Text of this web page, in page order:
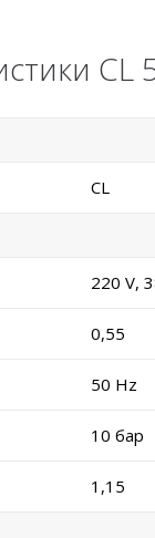
CL
CL
220 V,
0,55
50 Hz
10 бар
1,15